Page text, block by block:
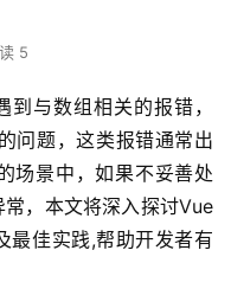
5
与数组相关的报错，
问题，这类报错通常出
场景中，如果不妥善处
，本文将深入探讨Vue
最佳实践,帮助开发者有